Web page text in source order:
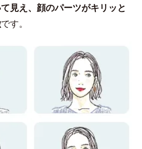
見え、顔のパーツがキリッと
です。